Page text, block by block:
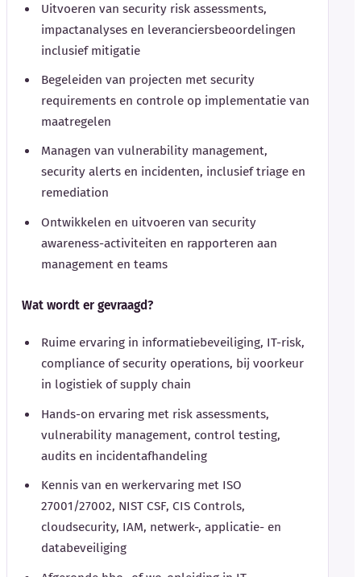
Uitvoeren van security risk assessments,
impactanalyses en leveranciersbeoordelingen
inclusief mitigatie
Begeleiden van projecten met security
requirements en controle op implementatie van
maatregelen
Managen van vulnerability management,
security alerts en incidenten, inclusief triage en
remediation
Ontwikkelen en uitvoeren van security
awareness-activiteiten en rapporteren aan
management en teams
Wat wordt er gevraagd?
Ruime ervaring in informatiebeveiliging, IT-risk,
compliance of security operations, bij voorkeur
in logistiek of supply chain
Hands-on ervaring met risk assessments,
vulnerability management, control testing,
audits en incidentafhandeling
Kennis van en werkervaring met ISO
27001/27002, NIST CSF, CIS Controls,
cloudsecurity, IAM, netwerk-, applicatie- en
databeveiliging